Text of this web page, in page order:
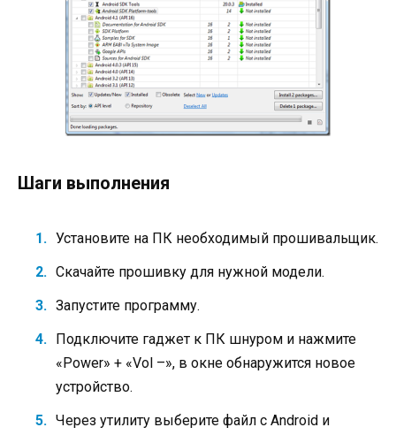
Шаги выполнения
Установите на ПК необходимый прошивальщик.
Скачайте прошивку для нужной модели.
Запустите программу.
Подключите гаджет к ПК шнуром и нажмите
«Power» + «Vol –», в окне обнаружится новое
устройство.
Через утилиту выберите файл с Android и